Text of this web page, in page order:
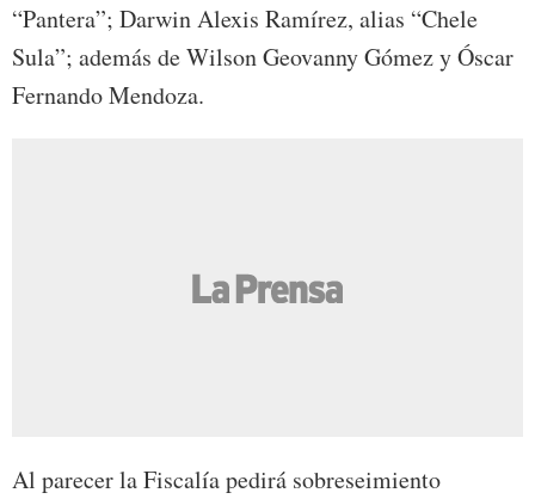
“Pantera”; Darwin Alexis Ramírez, alias “Chele
Sula”; además de Wilson Geovanny Gómez y Óscar
Fernando Mendoza.
Al parecer la Fiscalía pedirá sobreseimiento